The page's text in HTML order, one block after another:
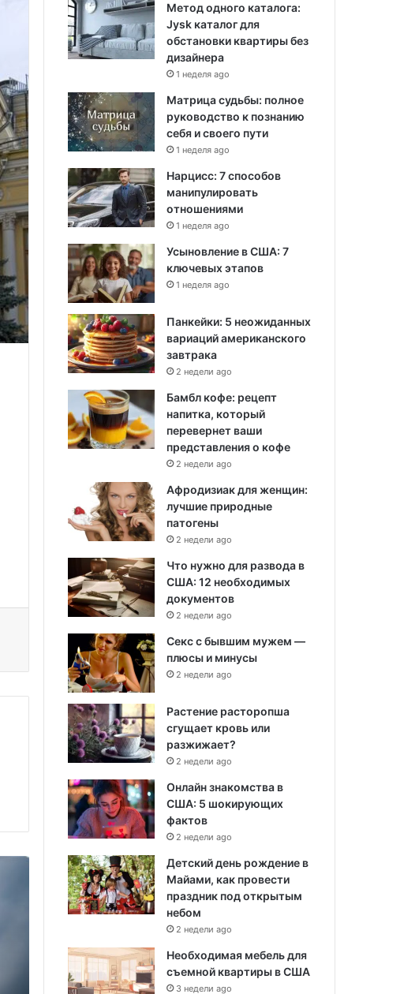
Метод одного каталога:
Jysk каталог для
обстановки квартиры без
дизайнера
1 неделя ago
Матрица судьбы: полное
руководство к познанию
себя и своего пути
1 неделя ago
Нарцисс: 7 способов
манипулировать
отношениями
1 неделя ago
Усыновление в США: 7
ключевых этапов
1 неделя ago
Панкейки: 5 неожиданных
вариаций американского
завтрака
2 недели ago
Бамбл кофе: рецепт
напитка, который
перевернет ваши
представления о кофе
2 недели ago
Афродизиак для женщин:
лучшие природные
патогены
2 недели ago
Что нужно для развода в
США: 12 необходимых
документов
2 недели ago
Секс с бывшим мужем —
плюсы и минусы
2 недели ago
Растение расторопша
сгущает кровь или
разжижает?
2 недели ago
Онлайн знакомства в
США: 5 шокирующих
фактов
2 недели ago
Детский день рождение в
Майами, как провести
праздник под открытым
небом
2 недели ago
Необходимая мебель для
съемной квартиры в США
3 недели ago